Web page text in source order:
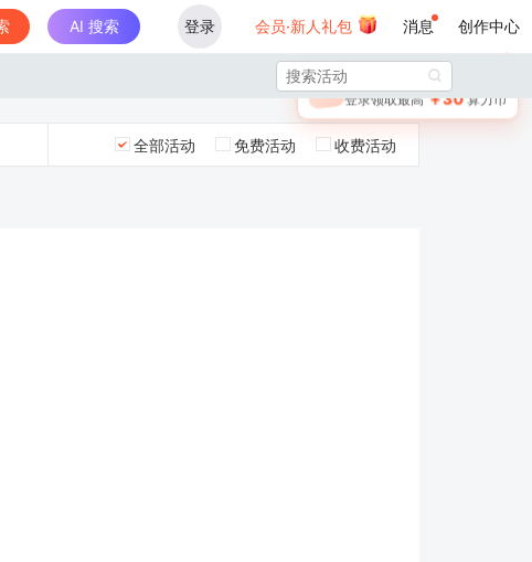
AI 搜索 登录 会员·新人礼包 消息 创作中心
🎁 未登录
登录领取最高￥30算力币

全部活动 免费活动 收费活动